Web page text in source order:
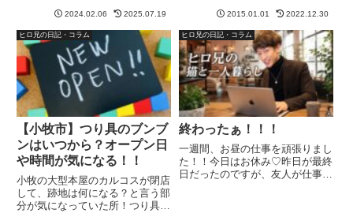
が、最近友人とハマっている飲み
屋さんがあるのでブログでシェア
したいと思います。そのお店は金
山...
2024.02.06 2025.07.19
まったく正月って感じがしていま
せんでしたが…帰宅後、初詣に行
ってきて、ようやくお正月！！っ
て、感覚を得られました(笑)初...
2015.01.01 2022.12.30
ヒロ兄の日記・コラム
【小牧市】つり具のブンブ
ンはいつから？オープン日
や時間が気になる！！
小牧の大型本屋のカルコスが閉店
して、跡地は何になる？と言う部
分が気になっていた所！つり具の
ヒロ兄の日記・コラム
終わったぁ！！！
一週間、お昼の仕事を頑張りまし
た！！今日はお休み♡昨日が最終
日だったのですが、友人が仕事終